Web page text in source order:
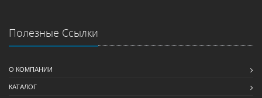
Полезные Ссылки
О КОМПАНИИ
КАТАЛОГ